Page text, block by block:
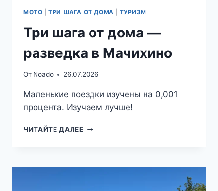
МОТО |ТРИ ШАГА ОТ ДОМА ТУРИЗМ
Три шага от дома —
разведка в Мачихино
От Noado 26.07.2026
Маленькие поездки изучены на 0,001
процента. Изучаем лучше!
ЧИТАЙТЕ ДАЛЕЕТРИ
—